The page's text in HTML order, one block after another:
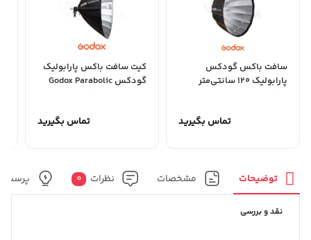
سافت باکس گودکس
پارابولیک 120 سانتی‌متر
تماس بگیرید
کیت سافت باکس پارابولیک
گودکس Godox Parabolic
تماس بگیرید
توضیحات مشخصات نظرات 0 پرسش
نقد و بررسی